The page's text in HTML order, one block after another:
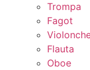
Trompa
Fagot
Flauta
Oboe